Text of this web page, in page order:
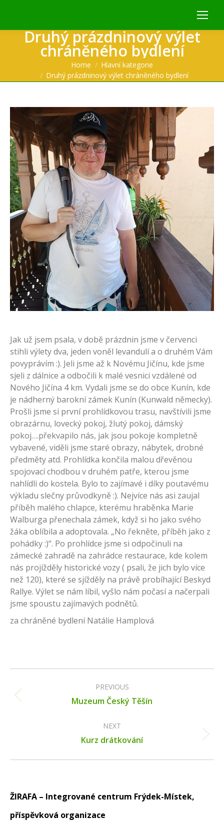
Druhý prázdninový výlet
chráněného bydlení
Home
Hlavní kategorie
Druhý prázdninový výlet chráněného bydlení
Jak už jsem psala, v době prázdnin jsme v červenci
stihli výlety dva, jeden voněl levandulí a o druhém Vám
povyprávím :). Jeli jsme až k Novému Jičínu, kde jsme
sjeli z dálnice a odbočili k malé vesnici vzdálené od
Nového Jičína 4 km. Vydali jsme se do obce Kunín, kde
je nádherný barokní zámek Kunín (Kunwald německy).
Prošli jsme si první prohlídkovou trasu, navštívili jsme
obrazárnu, lovecký pokoj, žlutý pokoj, dámský
pokoj….překvapilo nás, jak jsou pokoje kompletně
vybavené, viděli jsme staré obrazy, nábytek, drobné
předměty atd. Prohlídka končila malou dřevěnou
spojovací chodbou v druhém patře, kterou jsme
nahlídli do kostela. Bylo to zajímavé i díky poutavému
výkladu slečny průvodkyně :). Nejvíce nás asi zaujal
příběh malého chlapce, kterému hraběnka Marie
Walburga přenechala zámek, když si ho jako svého
žáka oblíbila a adoptovala. „No řekněte, příběh jako z
pohádky :)“. Po prohlídce jsme si odpočinuli na
zámecké zahradě na zahrádce restaurace, kde kolem
nás projížděly historické vozy ( psali, že jich bylo více
než 120), které se sjížděly na právě probíhající Beskyd
Rallye. Výlet se nám líbil, vyšlo nám počasí a načerpali
jsme spoustu zajímavých podnětů.
za chráněné bydlení Natálie Hamplová
navigation
PREVIOUS
Previous
Muzeum Český Těšín
NEXT
Next
Kurz drátkování
ŽIRAFA – Integrované centrum Frýdek-Místek,
příspěvková organizace